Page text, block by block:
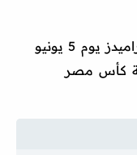
ومن المقرر أن يلتقي الزمالك مع بيراميدز يوم 5 يونيو
كأس مصر